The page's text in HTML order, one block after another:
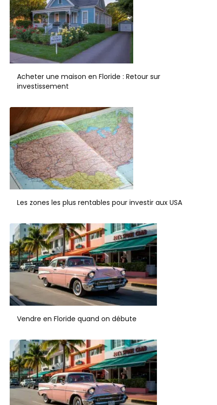
Acheter une maison en Floride : Retour sur
investissement
Les zones les plus rentables pour investir aux USA
Vendre en Floride quand on débute